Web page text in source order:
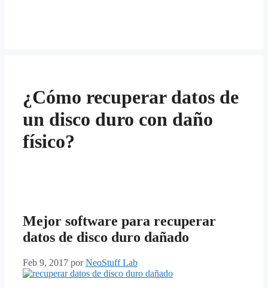
¿Cómo recuperar datos de
un disco duro con daño
físico?
Mejor software para recuperar
datos de disco duro dañado
Feb 9, 2017 porNeoStuff Lab